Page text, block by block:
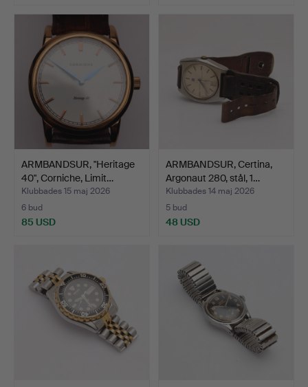
ARMBANDSUR, "Heritage
40", Corniche, Limit…
Klubbades 15 maj 2026
6 bud
85 USD
ARMBANDSUR, Certina,
Argonaut 280, stål, 1…
Klubbades 14 maj 2026
5 bud
48 USD